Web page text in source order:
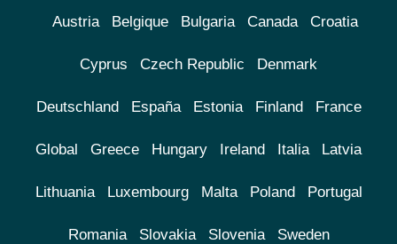
Austria Belgique Bulgaria Canada Croatia
Cyprus Czech Republic Denmark
Deutschland España Estonia Finland France
Global Greece Hungary Ireland Italia Latvia
Lithuania Luxembourg Malta Poland Portugal
Romania Slovakia Slovenia Sweden